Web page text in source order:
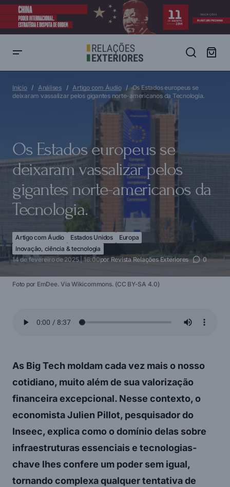
americanos da Tecnologia.
Início Análises Artigo com Áudio
Os Estados europeus se
deixaram vassalizar pelos gigantes norte-americanos da Tecnologia.
Os Estados europeus se
deixaram vassalizar pelos
gigantes norte-americanos da
Tecnologia.
Artigo com Áudio Estados Unidos
Europa
Inovação, ciência & tecnologia
14 de fevereiro de 2025 | 16:00por Revista Relações Exteriores 0
Foto por EmDee. Via Wikicommons. (CC BY-SA 4.0)
As Big Tech moldam cada vez mais o nosso
cotidiano, muito além de sua valorização
financeira excepcional. Nesse contexto, o
economista Julien Pillot, pesquisador do
Inseec, explica como o domínio delas sobre
infraestruturas essenciais e tecnologias-
chave lhes confere um poder sem igual,
tornando complexa qualquer tentativa de